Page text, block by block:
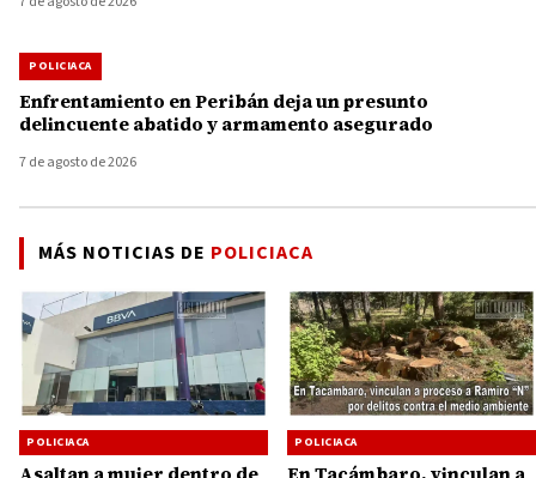
POLICIACA
Enfrentamiento en Peribán deja un presunto
delincuente abatido y armamento asegurado
7 de agosto de 2026
MÁS NOTICIAS DE POLICIACA
POLICIACA POLICIACA